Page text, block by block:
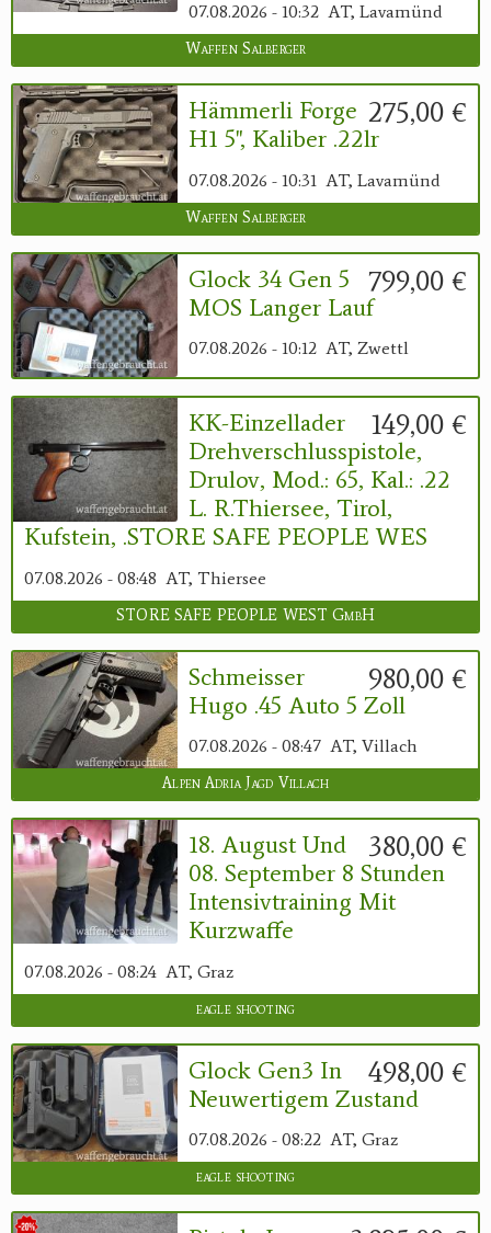
07.08.2026 - 10:32 AT, Lavamünd
Waffen Salberger
275,00 €
Hämmerli Forge
H1 5", Kaliber .22lr
07.08.2026 - 10:31 AT, Lavamünd
Waffen Salberger
799,00 €
Glock 34 Gen 5
MOS Langer Lauf
07.08.2026 - 10:12 AT, Zwettl
149,00 €
KK-Einzellader
Drehverschlusspistole,
Drulov, Mod.: 65, Kal.: .22
L. R.Thiersee, Tirol,
Kufstein, .STORE SAFE PEOPLE WES
07.08.2026 - 08:48 AT, Thiersee
STORE SAFE PEOPLE WEST GmbH
980,00 €
Schmeisser
Hugo .45 Auto 5 Zoll
07.08.2026 - 08:47 AT, Villach
Alpen Adria Jagd Villach
380,00 €
18. August Und
08. September 8 Stunden
Intensivtraining Mit
Kurzwaffe
07.08.2026 - 08:24 AT, Graz
eagle shooting
498,00 €
Glock Gen3 In
Neuwertigem Zustand
07.08.2026 - 08:22 AT, Graz
eagle shooting